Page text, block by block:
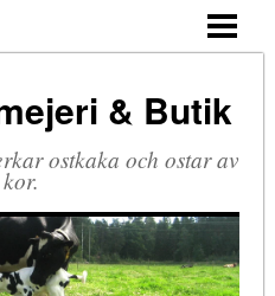
& Butik
ostkaka och ostar av